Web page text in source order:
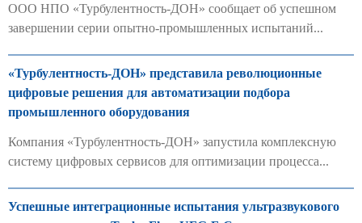
ООО НПО «Турбулентность-ДОН» сообщает об успешном
завершении серии опытно-промышленных испытаний...
«Турбулентность-ДОН» представила революционные
цифровые решения для автоматизации подбора
промышленного оборудования
Компания «Турбулентность-ДОН» запустила комплексную
систему цифровых сервисов для оптимизации процесса...
Успешные интеграционные испытания ультразвукового